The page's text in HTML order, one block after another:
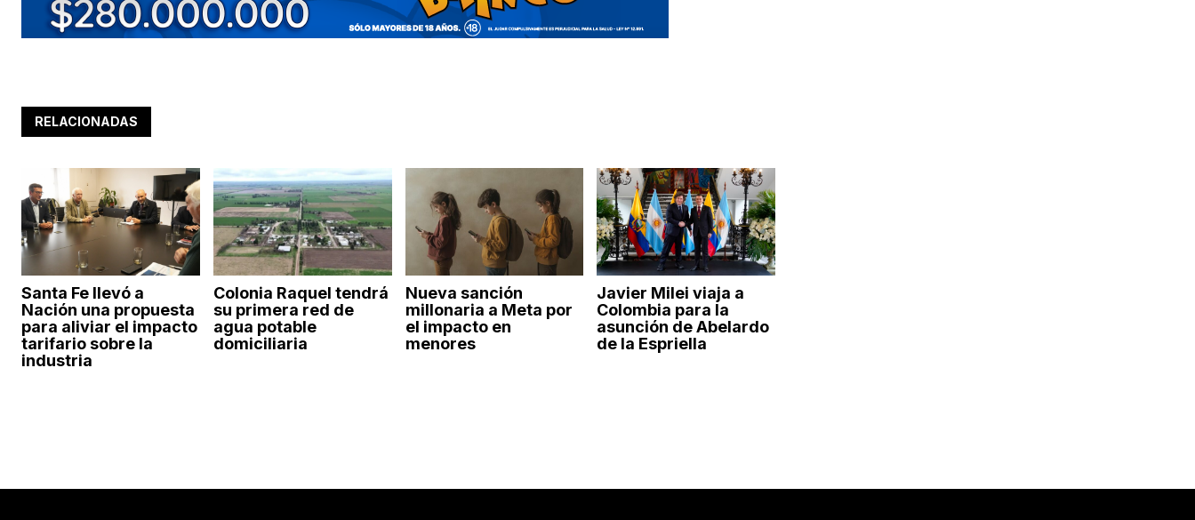
RELACIONADAS
Santa Fe llevó a
Nación una propuesta
para aliviar el impacto
tarifario sobre la
industria
Colonia Raquel tendrá
su primera red de
agua potable
domiciliaria
Nueva sanción
millonaria a Meta por
el impacto en
menores
Javier Milei viaja a
Colombia para la
asunción de Abelardo
de la Espriella